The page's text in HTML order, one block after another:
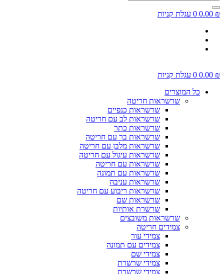
0.00 ₪
0 עגלת קניות
0.00 ₪
0 עגלת קניות
כל המוצרים
שרשראות חריטה
שרשראות כנפיים
שרשראות לב עם חריטה
שרשראות כתר
שרשראות בר עם חריטה
שרשראות מלבן עם חריטה
שרשראות עיגול עם חריטה
שרשראות עם חריטה
שרשראות עם תמונה
שרשראות עניבה
שרשראות ריבוע עם חריטה
שרשראות שם
שרשרת אותיות
שרשראות משובצים
צמידים חריטה
צמידי עור
צמידים עם תמונה
צמידי שם
צמידי שרשרת
צמידי שרשרת